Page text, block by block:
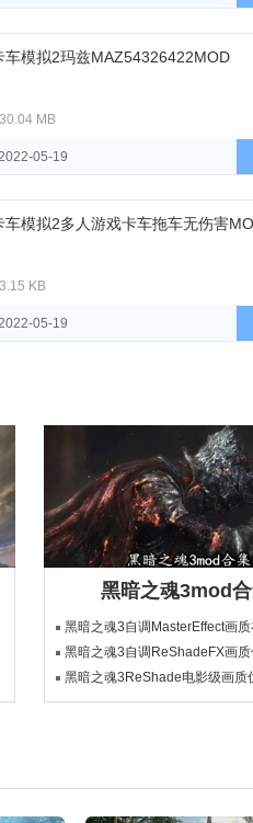
车模拟2玛兹MAZ54326422MOD
MB
05-19
车模拟2多人游戏卡车拖车无伤害
KB
05-19
黑暗之魂3mod
黑暗之魂3自调MasterEffect画
丁
黑暗之魂3自调ReShadeFX画质
化补丁
黑暗之魂3ReShade电影级画质
化补丁